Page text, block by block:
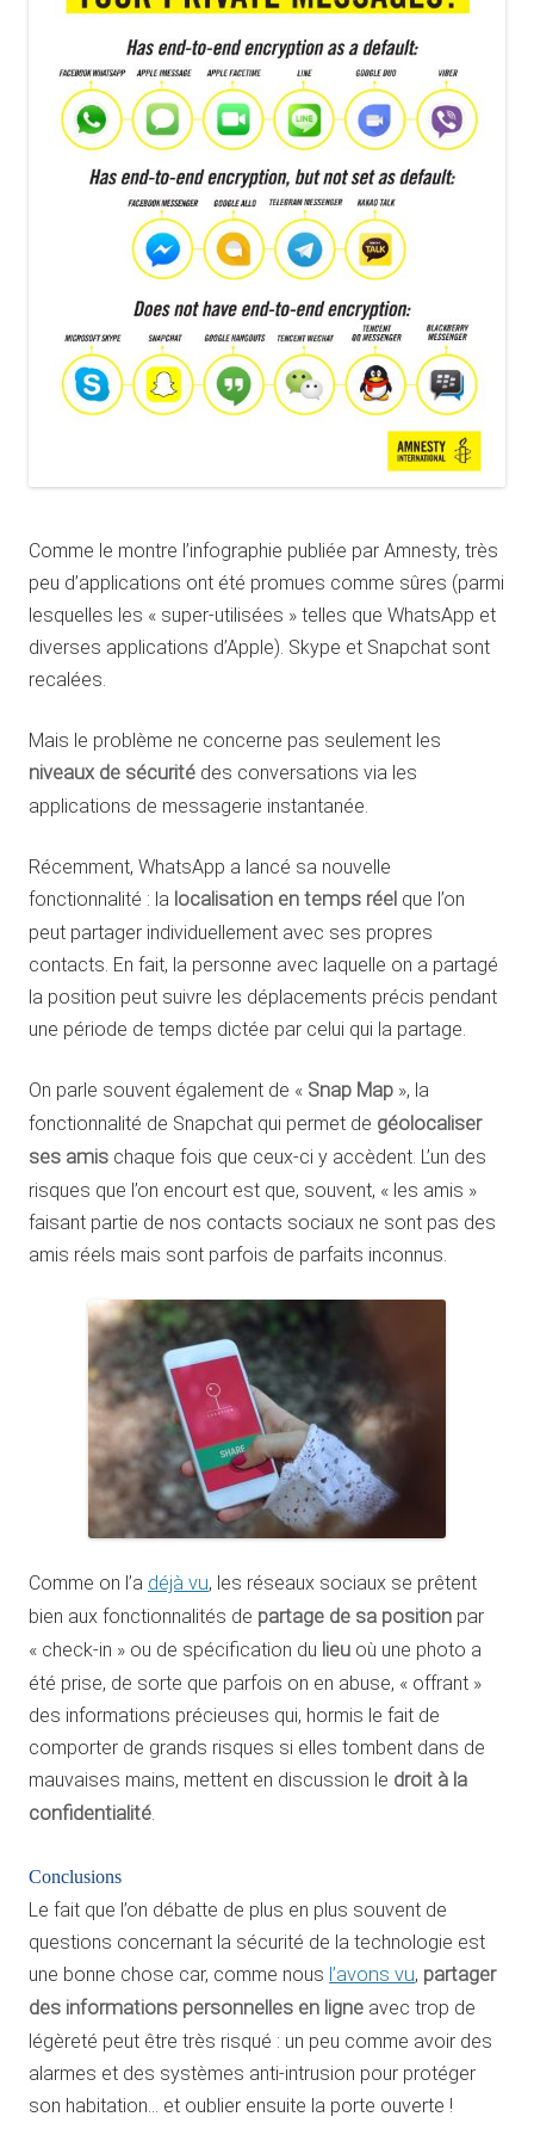
Comme le montre l’infographie publiée par Amnesty, très
peu d’applications ont été promues comme sûres (parmi
lesquelles les « super-utilisées » telles que WhatsApp et
diverses applications d’Apple). Skype et Snapchat sont
recalées.
Mais le problème ne concerne pas seulement les
niveaux de sécurité des conversations via les
applications de messagerie instantanée.
Récemment, WhatsApp a lancé sa nouvelle
fonctionnalité : la localisation en temps réel que l’on
peut partager individuellement avec ses propres
contacts. En fait, la personne avec laquelle on a partagé
la position peut suivre les déplacements précis pendant
une période de temps dictée par celui qui la partage.
On parle souvent également de « Snap Map », la
fonctionnalité de Snapchat qui permet de géolocaliser
ses amis chaque fois que ceux-ci y accèdent. L’un des
risques que l’on encourt est que, souvent, « les amis »
faisant partie de nos contacts sociaux ne sont pas des
amis réels mais sont parfois de parfaits inconnus.
Comme on l’a déjà vu, les réseaux sociaux se prêtent
bien aux fonctionnalités de partage de sa position par
« check-in » ou de spécification du lieu où une photo a
été prise, de sorte que parfois on en abuse, « offrant »
des informations précieuses qui, hormis le fait de
comporter de grands risques si elles tombent dans de
mauvaises mains, mettent en discussion le droit à la
confidentialité.
Conclusions
Le fait que l’on débatte de plus en plus souvent de
questions concernant la sécurité de la technologie est
une bonne chose car, comme nous l’avons vu, partager
des informations personnelles en ligne avec trop de
légèreté peut être très risqué : un peu comme avoir des
alarmes et des systèmes anti-intrusion pour protéger
son habitation… et oublier ensuite la porte ouverte !